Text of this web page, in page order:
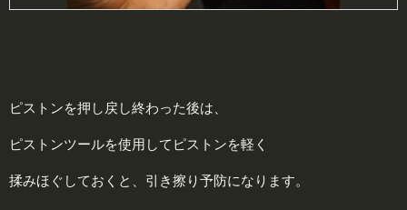
ピストンを押し戻し終わった後は、
ピストンツールを使用してピストンを軽く
揉みほぐしておくと、引き擦り予防になります。